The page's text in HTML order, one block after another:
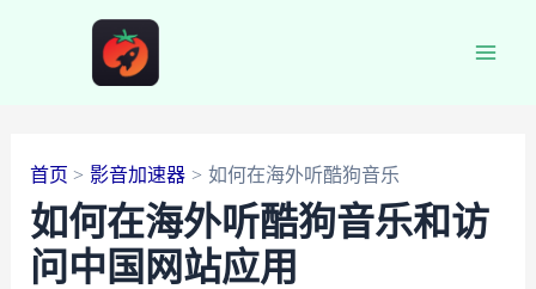
首页 影音加速器 如何在海外听酷狗音乐
如何在海外听酷狗音乐和访
问中国网站应用